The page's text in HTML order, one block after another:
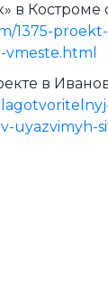
в Костроме
1375-
в
uyazvimyh-